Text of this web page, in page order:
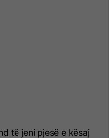
të jeni pjesë e kësaj